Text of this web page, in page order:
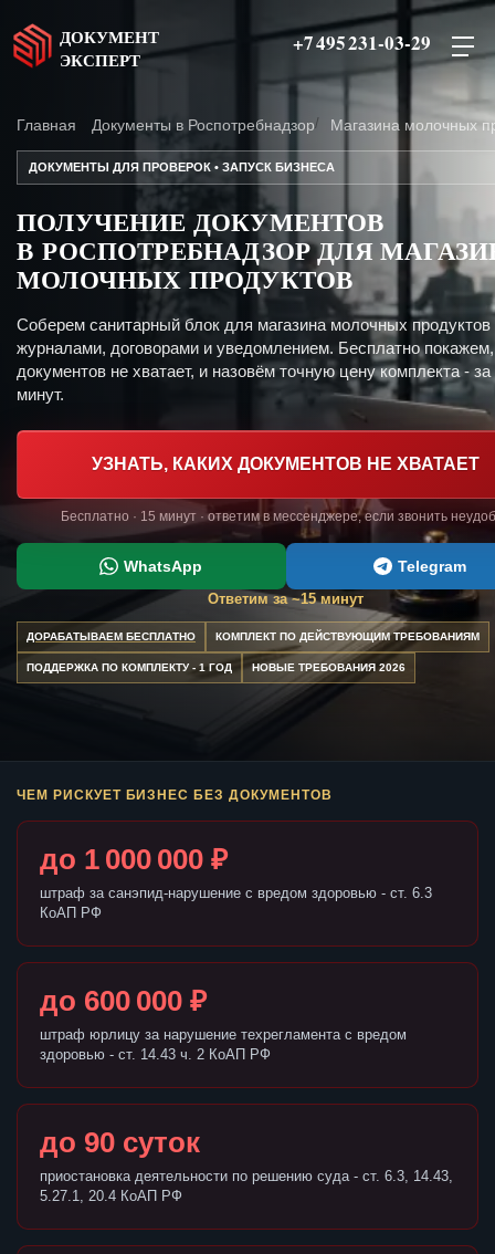
ДОКУМЕНТ
ЭКСПЕРТ
+7 495 231-03-29
Главная Документы в Роспотребнадзор Магазина молочных
ДОКУМЕНТЫ ДЛЯ ПРОВЕРОК • ЗАПУСК БИЗНЕСА
ПОЛУЧЕНИЕ ДОКУМЕНТОВ
В РОСПОТРЕБНАДЗОР ДЛЯ
МОЛОЧНЫХ ПРОДУКТОВ
Соберем санитарный блок для магазина молочных
журналами, договорами и уведомлением. Бесплатно покажем,
документов не хватает, и назовём точную цену комплекта - за
минут.
УЗНАТЬ, КАКИХ ДОКУМЕНТОВ НЕ ХВАТАЕТ
Бесплатно · 15 минут · ответим в мессенджере, если звонить
WhatsApp Telegram
Ответим за ~15 минут
ДОРАБАТЫВАЕМ БЕСПЛАТНО КОМПЛЕКТ ПО ДЕЙСТВУЮЩИМ ТРЕБОВАНИЯМ
ПОДДЕРЖКА ПО КОМПЛЕКТУ - 1 ГОД НОВЫЕ ТРЕБОВАНИЯ 2026
ЧЕМ РИСКУЕТ БИЗНЕС БЕЗ ДОКУМЕНТОВ
до 1 000 000 ₽
штраф за санэпид-нарушение с вредом здоровью - ст. 6.3
КоАП РФ
до 600 000 ₽
штраф юрлицу за нарушение техрегламента с вредом
здоровью - ст. 14.43 ч. 2 КоАП РФ
до 90 суток
приостановка деятельности по решению суда - ст. 6.3, 14.43,
5.27.1, 20.4 КоАП РФ